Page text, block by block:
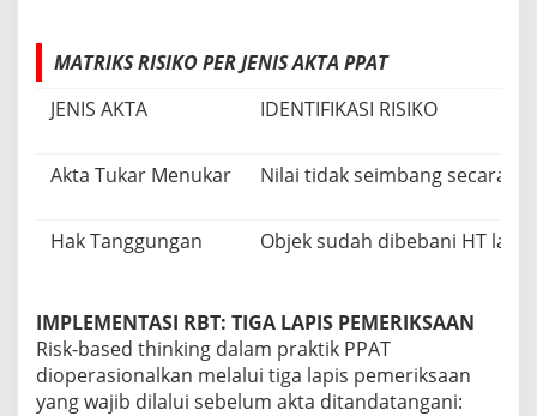
MATRIKS RISIKO PER JENIS AKTA PPAT
JENIS AKTA
IDENTIFIKASI RISIKO
Akta Tukar Menukar Nilai tidak seimbang secara
Hak Tanggungan Objek sudah dibebani HT
IMPLEMENTASI RBT: TIGA LAPIS PEMERIKSAAN
Risk-based thinking dalam praktik PPAT
dioperasionalkan melalui tiga lapis pemeriksaan
yang wajib dilalui sebelum akta ditandatangani: